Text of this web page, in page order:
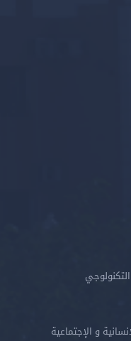
و الإجتماعية